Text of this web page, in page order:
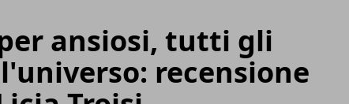
ansiosi, tutti gli
recensione